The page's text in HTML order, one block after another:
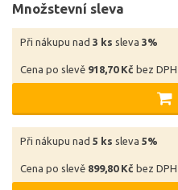
Množstevní sleva
Při nákupu nad 3 ks sleva 3%
Cena po slevě 918,70 Kč bez
Při nákupu nad 5 ks sleva 5%
Cena po slevě 899,80 Kč bez